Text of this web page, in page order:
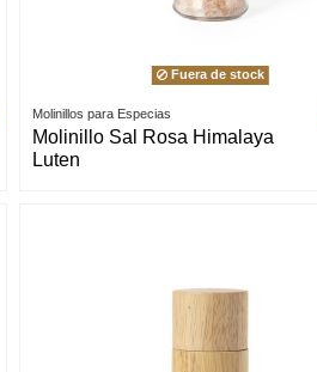
Fuera de stock
Molinillos para Especias
Molinillo Sal Rosa Himalaya
Luten